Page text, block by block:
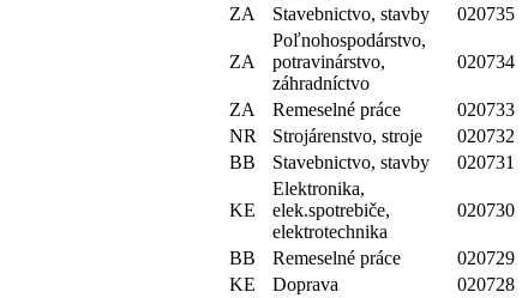
ZA Stavebnictvo, stavby 020735
ZA
Poľnohospodárstvo,
potravinárstvo,
záhradníctvo
020734
ZA Remeselné práce
020733
NR Strojárenstvo, stroje
020732
BB Stavebnictvo, stavby 020731
KE
Elektronika,
elek.spotrebiče,
elektrotechnika
020730
BB Remeselné práce
020729
KE Doprava
020728